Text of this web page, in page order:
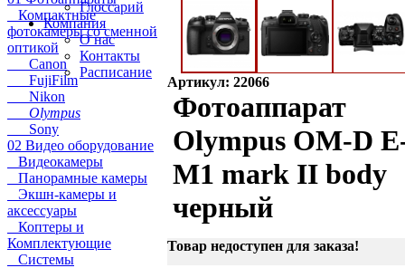
Глоссарий
Компания
О нас
Контакты
Расписание
Компактные
фотокамеры со сменной
оптикой
Canon
FujiFilm
Nikon
Olympus
Sony
02 Видео оборудование
Видеокамеры
Панорамные камеры
Экшн-камеры и
аксессуары
Коптеры и
Комплектующие
Системы
Артикул: 22066
Фотоаппарат
Olympus OM-D
M1 mark II body
черный
Товар недоступен для заказа!